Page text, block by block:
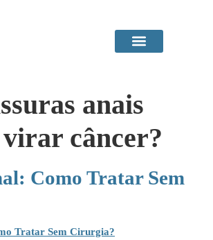
anais
câncer?
Como Tratar Sem